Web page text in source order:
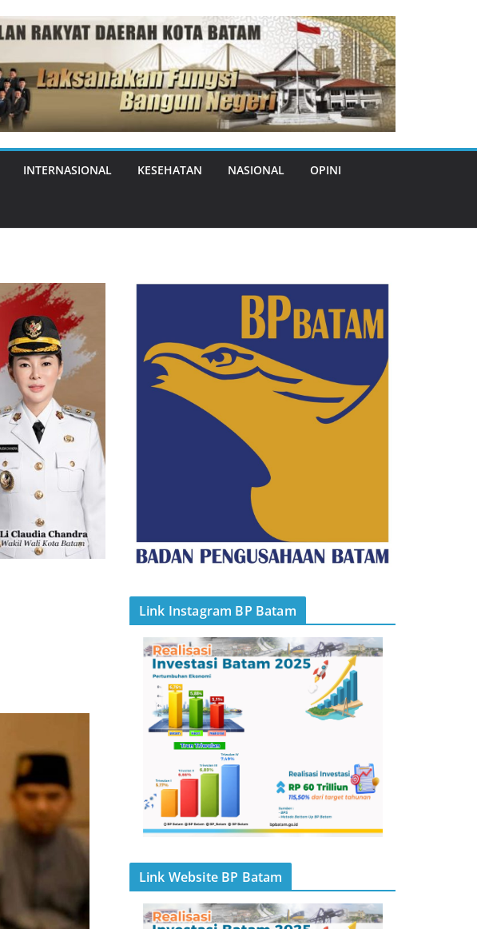
INTERNASIONAL KESEHATAN NASIONAL OPINI
Link Instagram BP Batam
Link Website BP Batam